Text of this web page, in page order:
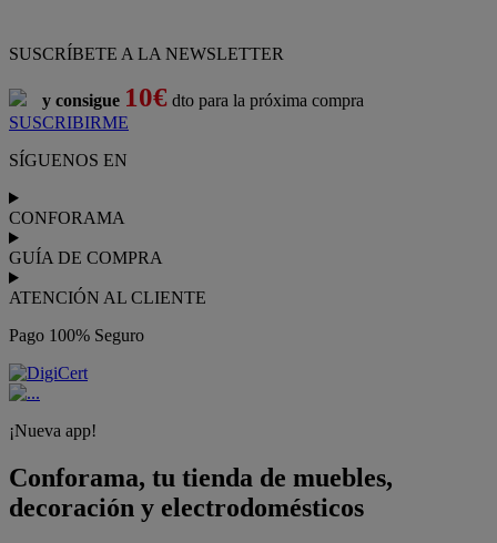
SUSCRÍBETE A LA NEWSLETTER
y consigue 10€ dto para la próxima compra
SUSCRIBIRME
SÍGUENOS EN
CONFORAMA
GUÍA DE COMPRA
ATENCIÓN AL CLIENTE
Pago 100% Seguro
¡Nueva app!
Conforama, tu tienda de muebles,
decoración y electrodomésticos